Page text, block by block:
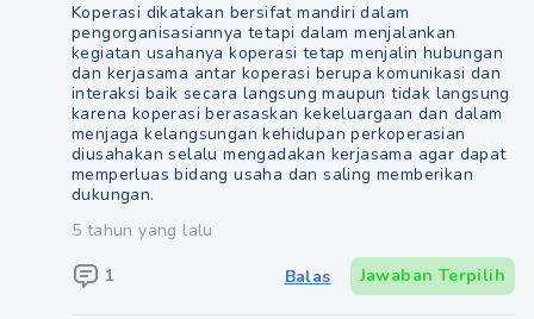
Koperasi dikatakan bersifat mandiri dalam
pengorganisasiannya tetapi dalam menjalankan
kegiatan usahanya koperasi tetap menjalin hubungan
dan kerjasama antar koperasi berupa komunikasi dan
interaksi baik secara langsung maupun tidak langsung
karena koperasi berasaskan kekeluargaan dan dalam
menjaga kelangsungan kehidupan perkoperasian
diusahakan selalu mengadakan kerjasama agar dapat
memperluas bidang usaha dan saling memberikan
dukungan.
5 tahun yang lalu
1
Balas Jawaban Terpilih